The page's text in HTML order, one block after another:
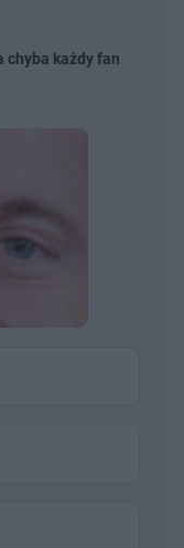
chyba każdy fan